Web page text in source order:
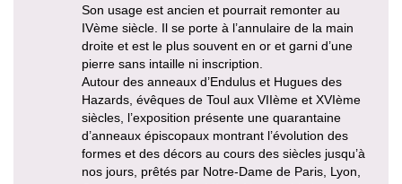
Son usage est ancien et pourrait remonter au
IVème siècle. Il se porte à l’annulaire de la main
droite et est le plus souvent en or et garni d’une
pierre sans intaille ni inscription.
Autour des anneaux d’Endulus et Hugues des
Hazards, évêques de Toul aux VIIème et XVIème
siècles, l’exposition présente une quarantaine
d’anneaux épiscopaux montrant l’évolution des
formes et des décors au cours des siècles jusqu’à
nos jours, prêtés par Notre-Dame de Paris, Lyon,